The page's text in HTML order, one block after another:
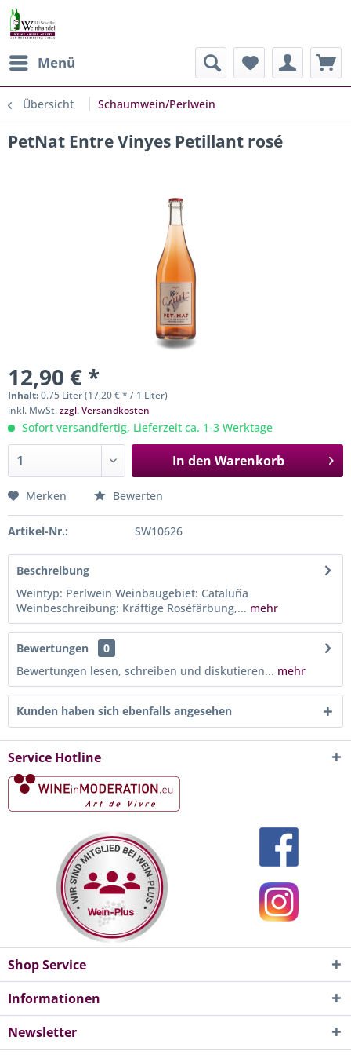
Menü
Übersicht Schaumwein/Perlwein
PetNat Entre Vinyes Petillant rosé
12,90 € *
Inhalt:0.75 Liter (17,20 € * / 1 Liter)
inkl. MwSt.zzgl. Versandkosten
Sofort versandfertig, Lieferzeit ca. 1-3 Werktage
In den Warenkorb
Merken Bewerten
Artikel-Nr.: SW10626
Beschreibung
Weintyp: Perlwein Weinbaugebiet: Cataluña
Weinbeschreibung: Kräftige Roséfärbung,... mehr
Bewertungen
0
Bewertungen lesen, schreiben und diskutieren... mehr
Kunden haben sich ebenfalls angesehen
Service Hotline
Shop Service
Informationen
Newsletter